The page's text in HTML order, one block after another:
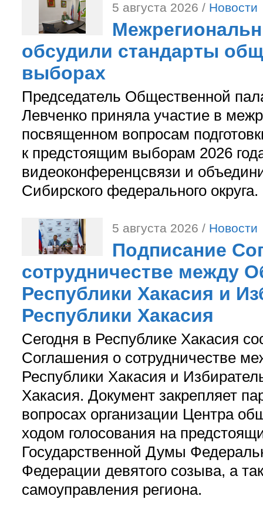
5 августа 2026 / Новости
обсудили стандарты
выборах
Председатель Общественной
Левченко приняла участие в
посвященном вопросам
к предстоящим выборам 2026
видеоконференцсвязи и
Сибирского федерального округа.
5 августа 2026 / Новости
Подписание
сотрудничестве между
Республики Хакасия и
Республики Хакасия
Сегодня в Республике Хакасия
Соглашения о сотрудничестве
Республики Хакасия и
Хакасия. Документ закрепляет
вопросах организации Центра
ходом голосования на
Государственной Думы
Федерации девятого созыва, а
самоуправления региона.